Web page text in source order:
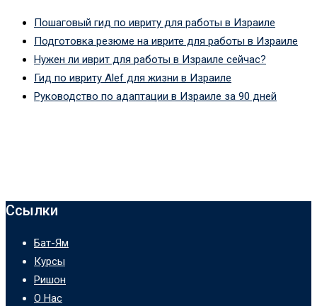
Пошаговый гид по ивриту для работы в Израиле
Подготовка резюме на иврите для работы в Израиле
Нужен ли иврит для работы в Израиле сейчас?
Гид по ивриту Alef для жизни в Израиле
Руководство по адаптации в Израиле за 90 дней
Ссылки
Бат-Ям
Курсы
Ришон
О Нас